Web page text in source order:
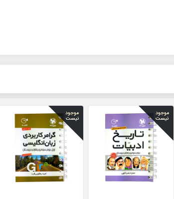
موجود
نیست
موجود
نیست